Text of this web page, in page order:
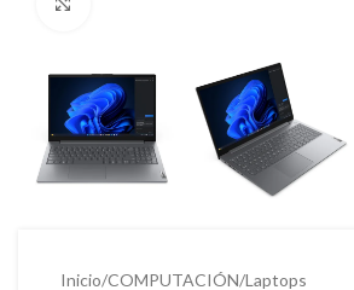
Inicio/COMPUTACIÓN/Laptops